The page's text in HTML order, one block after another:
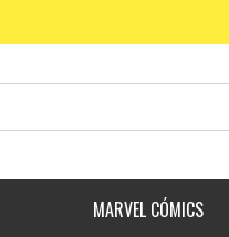
MARVEL CÓMICS